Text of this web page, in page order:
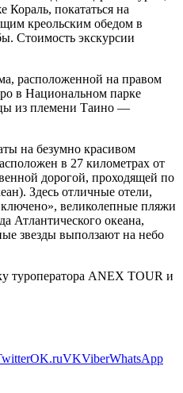
Кораль, покататься на
креольским обедом в
Стоимость экскурсии
расположенной на правом
в Национальном парке
из племени Таино —
на безумно красивом
в 27 километрах от
дорогой, проходящей по
Здесь отличные отели,
великолепные пляжи
Атлантического океана,
звезды выползают на небо
туроператора ANEX TOUR и
OK.ruVKViberWhatsApp